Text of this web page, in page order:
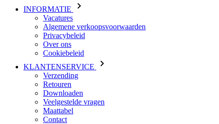
INFORMATIE
Vacatures
Algemene verkoopsvoorwaarden
Privacybeleid
Over ons
Cookiebeleid
KLANTENSERVICE
Verzending
Retouren
Downloaden
Veelgestelde vragen
Maattabel
Contact